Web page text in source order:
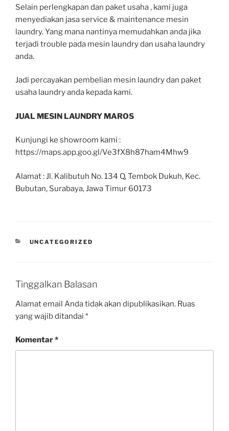
Selain perlengkapan dan paket usaha , kami juga
menyediakan jasa service & maintenance mesin
laundry. Yang mana nantinya memudahkan anda jika
terjadi trouble pada mesin laundry dan usaha laundry
anda.
Jadi percayakan pembelian mesin laundry dan paket
usaha laundry anda kepada kami.
JUAL MESIN LAUNDRY MAROS
Kunjungi ke showroom kami :
https://maps.app.goo.gl/Ve3fX8h87ham4Mhw9
Alamat : Jl. Kalibutuh No. 134 Q, Tembok Dukuh, Kec.
Bubutan, Surabaya, Jawa Timur 60173
UNCATEGORIZED
Tinggalkan Balasan
Alamat email Anda tidak akan dipublikasikan. Ruas
yang wajib ditandai *
Komentar*